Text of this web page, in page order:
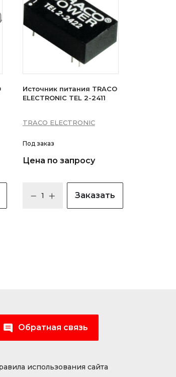
Источник питания TRACO
ELECTRONIC TEL 2-2411
TRACO ELECTRONIC
Под заказ
Цена по запросу
Заказать
Обратная связь
использования сайта